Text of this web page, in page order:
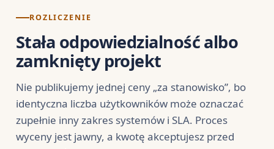
ROZLICZENIE
Stała odpowiedzialność albo
zamknięty projekt
Nie publikujemy jednej ceny „za stanowisko”, bo
identyczna liczba użytkowników może oznaczać
zupełnie inny zakres systemów i SLA. Proces
wyceny jest jawny, a kwotę akceptujesz przed